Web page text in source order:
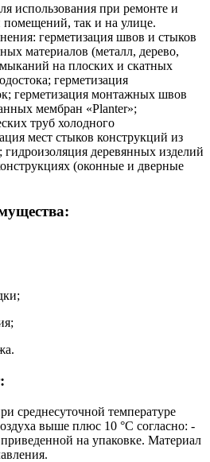
использования при ремонте и
помещений, так и на улице.
герметизация швов и стыков
материалов (металл, дерево,
на плоских и скатных
герметизация
герметизация монтажных швов
мембран «Planter»;
труб холодного
мест стыков конструкций из
гидроизоляция деревянных изделий
(оконные и дверные
среднесуточной температуре
выше плюс 10 °С согласно: -
на упаковке. Материал